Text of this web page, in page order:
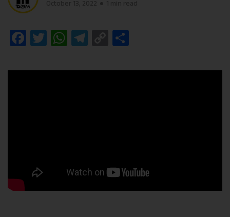
Facebook
Twitter
WhatsApp
Telegram
Copy
Link